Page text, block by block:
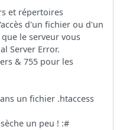
et répertoires
d'un fichier ou d'un
le serveur vous
Server Error.
& 755 pour les
un fichier .htaccess
un peu ! :#